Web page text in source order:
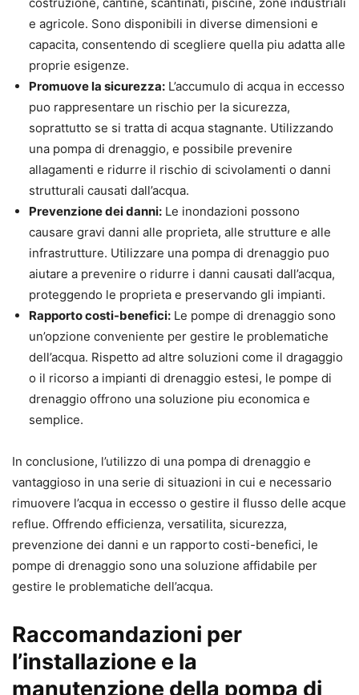
e agricole. Sono disponibili in diverse dimensioni e
capacita, consentendo di scegliere quella piu adatta alle
proprie esigenze.
Promuove la sicurezza: L’accumulo di acqua in eccesso
puo rappresentare un rischio per la sicurezza,
soprattutto se si tratta di acqua stagnante. Utilizzando
una pompa di drenaggio, e possibile prevenire
allagamenti e ridurre il rischio di scivolamenti o danni
strutturali causati dall’acqua.
Prevenzione dei danni: Le inondazioni possono
causare gravi danni alle proprieta, alle strutture e alle
infrastrutture. Utilizzare una pompa di drenaggio puo
aiutare a prevenire o ridurre i danni causati dall’acqua,
proteggendo le proprieta e preservando gli impianti.
Rapporto costi-benefici: Le pompe di drenaggio sono
un’opzione conveniente per gestire le problematiche
dell’acqua. Rispetto ad altre soluzioni come il dragaggio
o il ricorso a impianti di drenaggio estesi, le pompe di
drenaggio offrono una soluzione piu economica e
semplice.
In conclusione, l’utilizzo di una pompa di drenaggio e
vantaggioso in una serie di situazioni in cui e necessario
rimuovere l’acqua in eccesso o gestire il flusso delle acque
reflue. Offrendo efficienza, versatilita, sicurezza,
prevenzione dei danni e un rapporto costi-benefici, le
pompe di drenaggio sono una soluzione affidabile per
gestire le problematiche dell’acqua.
Raccomandazioni per
l’installazione e la
manutenzione della pompa di